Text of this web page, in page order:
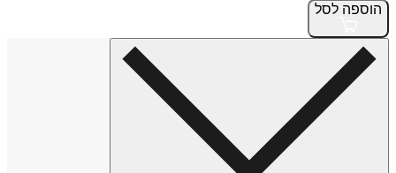
הוספה לסל